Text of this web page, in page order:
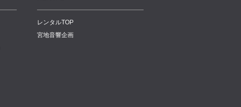
レンタルTOP
宮地音響企画